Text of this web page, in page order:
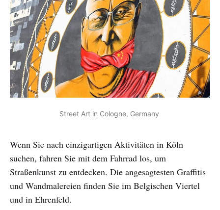
Street Art in Cologne, Germany
Wenn Sie nach einzigartigen Aktivitäten in Köln
suchen, fahren Sie mit dem Fahrrad los, um
Straßenkunst zu entdecken. Die angesagtesten Graffitis
und Wandmalereien finden Sie im Belgischen Viertel
und in Ehrenfeld.